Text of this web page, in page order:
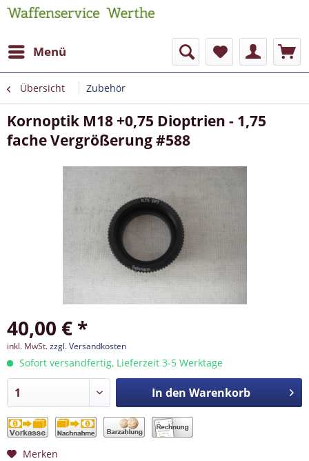
Menü
Übersicht Zubehör
Kornoptik M18 +0,75 Dioptrien - 1,75
fache Vergrößerung #588
40,00 € *
inkl. MwSt.zzgl. Versandkosten
Sofort versandfertig, Lieferzeit 3-5 Werktage
In den Warenkorb
Merken